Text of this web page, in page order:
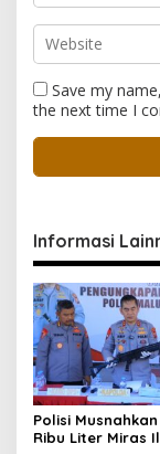
Save my
the next time I
Informasi
Polisi
Ribu Liter Miras